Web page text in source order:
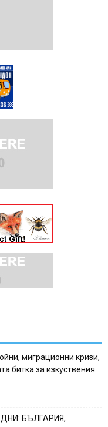
миграционни кризи,
битка за изкуствения
БЪЛГАРИЯ,